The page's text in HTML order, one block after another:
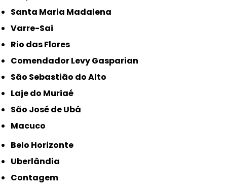
Santa Maria Madalena
Varre-Sai
Rio das Flores
Comendador Levy Gasparian
São Sebastião do Alto
Laje do Muriaé
São José de Ubá
Macuco
Belo Horizonte
Uberlândia
Contagem